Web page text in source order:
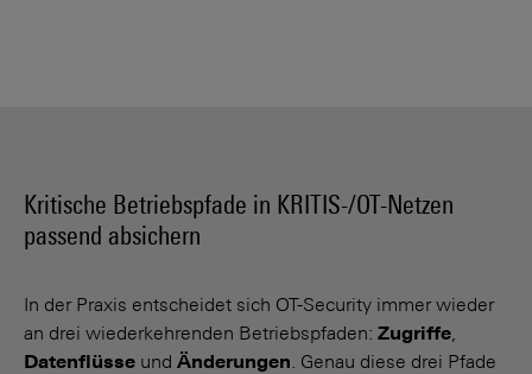
Kritische Betriebspfade in KRITIS-/OT-Netzen
passend absichern
In der Praxis entscheidet sich OT-Security immer wieder
an drei wiederkehrenden Betriebspfaden: Zugriffe,
Datenflüsse und Änderungen. Genau diese drei Pfade